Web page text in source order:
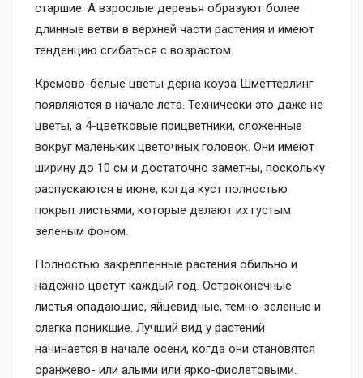
старшие. А взрослые деревья образуют более
длинные ветви в верхней части растения и имеют
тенденцию сгибаться с возрастом.
Кремово-белые цветы дерна коуза Шметтерлинг
появляются в начале лета. Технически это даже не
цветы, а 4-цветковые прицветники, сложенные
вокруг маленьких цветочных головок. Они имеют
ширину до 10 см и достаточно заметны, поскольку
распускаются в июне, когда куст полностью
покрыт листьями, которые делают их густым
зеленым фоном.
Полностью закрепленные растения обильно и
надежно цветут каждый год. Остроконечные
листья опадающие, яйцевидные, темно-зеленые и
слегка поникшие. Лучший вид у растений
начинается в начале осени, когда они становятся
оранжево- или алыми или ярко-фиолетовыми.